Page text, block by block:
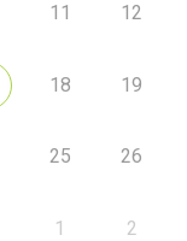
11 12
18 19
25 26
1 2